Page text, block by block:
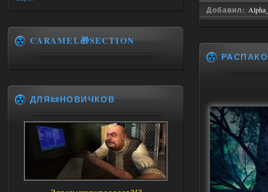
Добавил:
CARAMEL🎁SECTION
ДЛЯ📜НОВИЧКОВ